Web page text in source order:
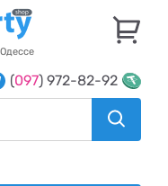
(097) 972-82-92